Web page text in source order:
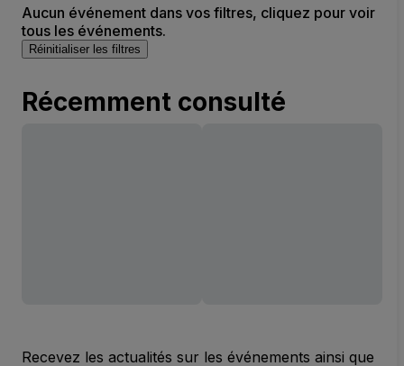
Aucun événement dans vos filtres, cliquez pour voir
tous les événements.
Réinitialiser les filtres
Récemment consulté
Recevez les actualités sur les événements ainsi que